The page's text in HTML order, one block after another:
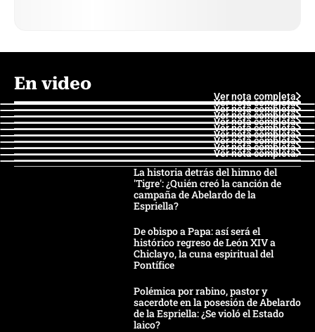
En video
Ver nota completa
Ver nota completa
Ver nota completa
Ver nota completa
Ver nota completa
Ver nota completa
Ver nota completa
Ver nota completa
Ver nota completa
Ver nota completa
La historia detrás del himno del
'Tigre': ¿Quién creó la canción de
campaña de Abelardo de la
Espriella?
De obispo a Papa: así será el
histórico regreso de León XIV a
Chiclayo, la cuna espiritual del
Pontífice
Polémica por rabino, pastor y
sacerdote en la posesión de Abelardo
de la Espriella: ¿Se violó el Estado
laico?